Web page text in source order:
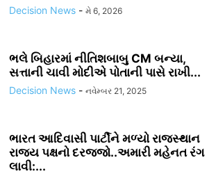
Decision News - મે 6, 2026
ભલે બિહારમાં નીતિશબાબુ CM બન્યા,
સત્તાની ચાવી મોદીએ પોતાની પાસે રાખી...
Decision News - નવેમ્બર 21, 2025
ભારત આદિવાસી પાર્ટીને મળ્યો રાજસ્થાન
રાજ્ય પક્ષનો દરજ્જો..અમારી મહેનત રંગ
લાવી:...